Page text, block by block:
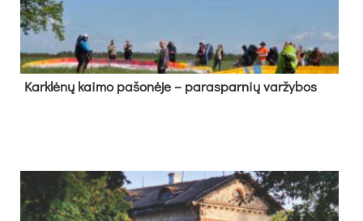
Kark­lė­nų kai­mo pa­šo­nė­je – pa­ras­par­nių var­žy­bos